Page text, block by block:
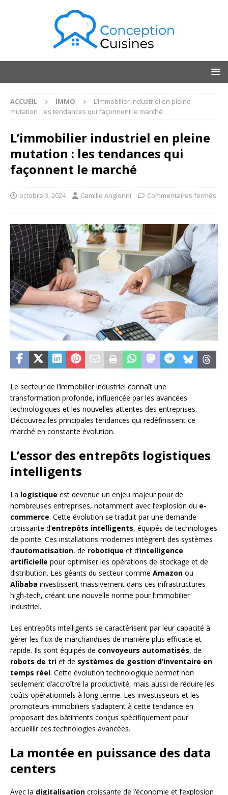
ACCUEIL IMMO
L’immobilier industriel en pleine
mutation : les tendances qui façonnent le marché
L’immobilier industriel en pleine
mutation : les tendances qui
façonnent le marché
octobre 3, 2024 Camille Angionni Commentaires fermés
Le secteur de l’immobilier industriel connaît une
transformation profonde, influencée par les avancées
technologiques et les nouvelles attentes des entreprises.
Découvrez les principales tendances qui redéfinissent ce
marché en constante évolution.
L’essor des entrepôts logistiques
intelligents
La logistique est devenue un enjeu majeur pour de
nombreuses entreprises, notamment avec l’explosion du e-
commerce. Cette évolution se traduit par une demande
croissante d’entrepôts intelligents, équipés de technologies
de pointe. Ces installations modernes intègrent des systèmes
d’automatisation, de robotique et d’intelligence
artificielle pour optimiser les opérations de stockage et de
distribution. Les géants du secteur comme Amazon ou
Alibaba investissent massivement dans ces infrastructures
high-tech, créant une nouvelle norme pour l’immobilier
industriel.
Les entrepôts intelligents se caractérisent par leur capacité à
gérer les flux de marchandises de manière plus efficace et
rapide. Ils sont équipés de convoyeurs automatisés, de
robots de tri et de systèmes de gestion d’inventaire en
temps réel. Cette évolution technologique permet non
seulement d’accroître la productivité, mais aussi de réduire les
coûts opérationnels à long terme. Les investisseurs et les
promoteurs immobiliers s’adaptent à cette tendance en
proposant des bâtiments conçus spécifiquement pour
accueillir ces technologies avancées.
La montée en puissance des data
centers
Avec la digitalisation croissante de l’économie et l’explosion